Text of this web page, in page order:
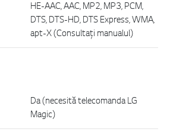
HE-AAC, AAC, MP2, MP3, PCM,
DTS, DTS-HD, DTS Express, WMA,
apt-X (Consultați manualul)
Da (necesită telecomanda LG
Magic)